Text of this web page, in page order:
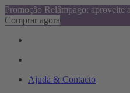
Promoção Relâmpago: aproveite
Comprar agora
Ajuda & Contacto